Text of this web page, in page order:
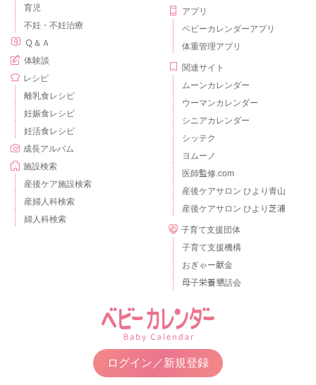
育児
不妊・不妊治療
Ｑ＆Ａ
体験談
レシピ
離乳食レシピ
妊娠食レシピ
妊活食レシピ
成長アルバム
施設検索
産後ケア施設検索
産婦人科検索
婦人科検索
アプリ
ベビーカレンダーアプリ
体重管理アプリ
関連サイト
ムーンカレンダー
ウーマンカレンダー
シニアカレンダー
シッテク
ヨムーノ
医師監修.com
産後ケアサロン ひより青山
産後ケアサロン ひより芝浦
子育て支援団体
子育て支援機構
おぎゃー献金
母子栄養懇話会
ログイン／新規登録